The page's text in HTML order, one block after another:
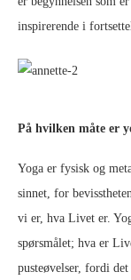
inspirerende i
På hvilken måte er
Yoga er fysisk og
sinnet, for
vi er, hva Livet er.
spørsmålet; hva er
pusteøvelser, fordi